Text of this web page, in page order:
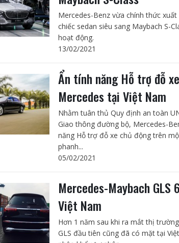
Mercedes-Benz vừa chính thức
chiếc sedan siêu sang Maybach S-
hoạt động.
13/02/2021
Ẩn tính năng Hỗ trợ đỗ
Mercedes tại Việt Nam
Nhằm tuân thủ Quy định an toàn
Giao thông đường bộ, Mercedes-
năng Hỗ trợ đỗ xe chủ động trên
phanh...
05/02/2021
Mercedes-Maybach
Việt Nam
Hơn 1 năm sau khi ra mắt thị
GLS đầu tiên cũng đã có mặt tại